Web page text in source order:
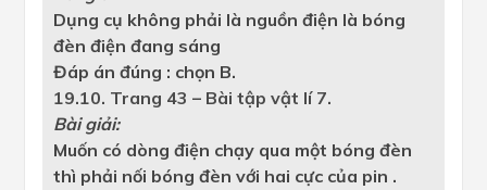
Dụng cụ không phải là nguồn điện là bóng
đèn điện đang sáng
Đáp án đúng : chọn B.
19.10. Trang 43 – Bài tập vật lí 7.
Bài giải:
Muốn có dòng điện chạy qua một bóng đèn
thì phải nối bóng đèn với hai cực của pin .